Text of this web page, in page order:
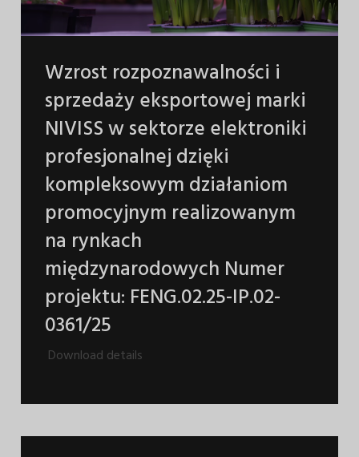
Wzrost rozpoznawalności i
sprzedaży eksportowej marki
NIVISS w sektorze elektroniki
profesjonalnej dzięki
kompleksowym działaniom
promocyjnym realizowanym
na rynkach
międzynarodowych Numer
projektu: FENG.02.25-IP.02-
0361/25
Download details